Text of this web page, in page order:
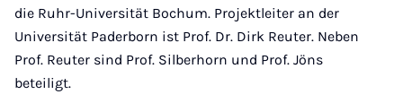
die Ruhr-Universität Bochum. Projektleiter an der
Universität Paderborn ist Prof. Dr. Dirk Reuter. Neben
Prof. Reuter sind Prof. Silberhorn und Prof. Jöns
beteiligt.